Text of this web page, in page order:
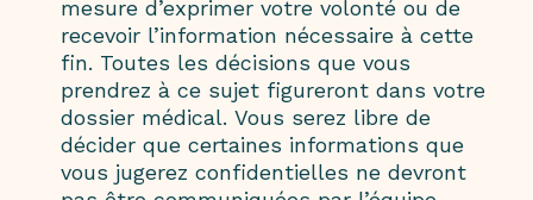
mesure d’exprimer votre volonté ou de
recevoir l’information nécessaire à cette
fin. Toutes les décisions que vous
prendrez à ce sujet figureront dans votre
dossier médical. Vous serez libre de
décider que certaines informations que
vous jugerez confidentielles ne devront